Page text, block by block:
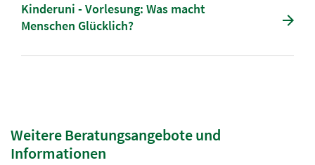
Kinderuni - Vorlesung: Was macht
Menschen Glücklich?
Weitere Beratungsangebote und
Informationen